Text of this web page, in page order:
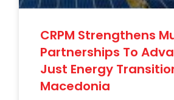
CRPM Strengthens
Partnerships To
Just Energy
Macedonia